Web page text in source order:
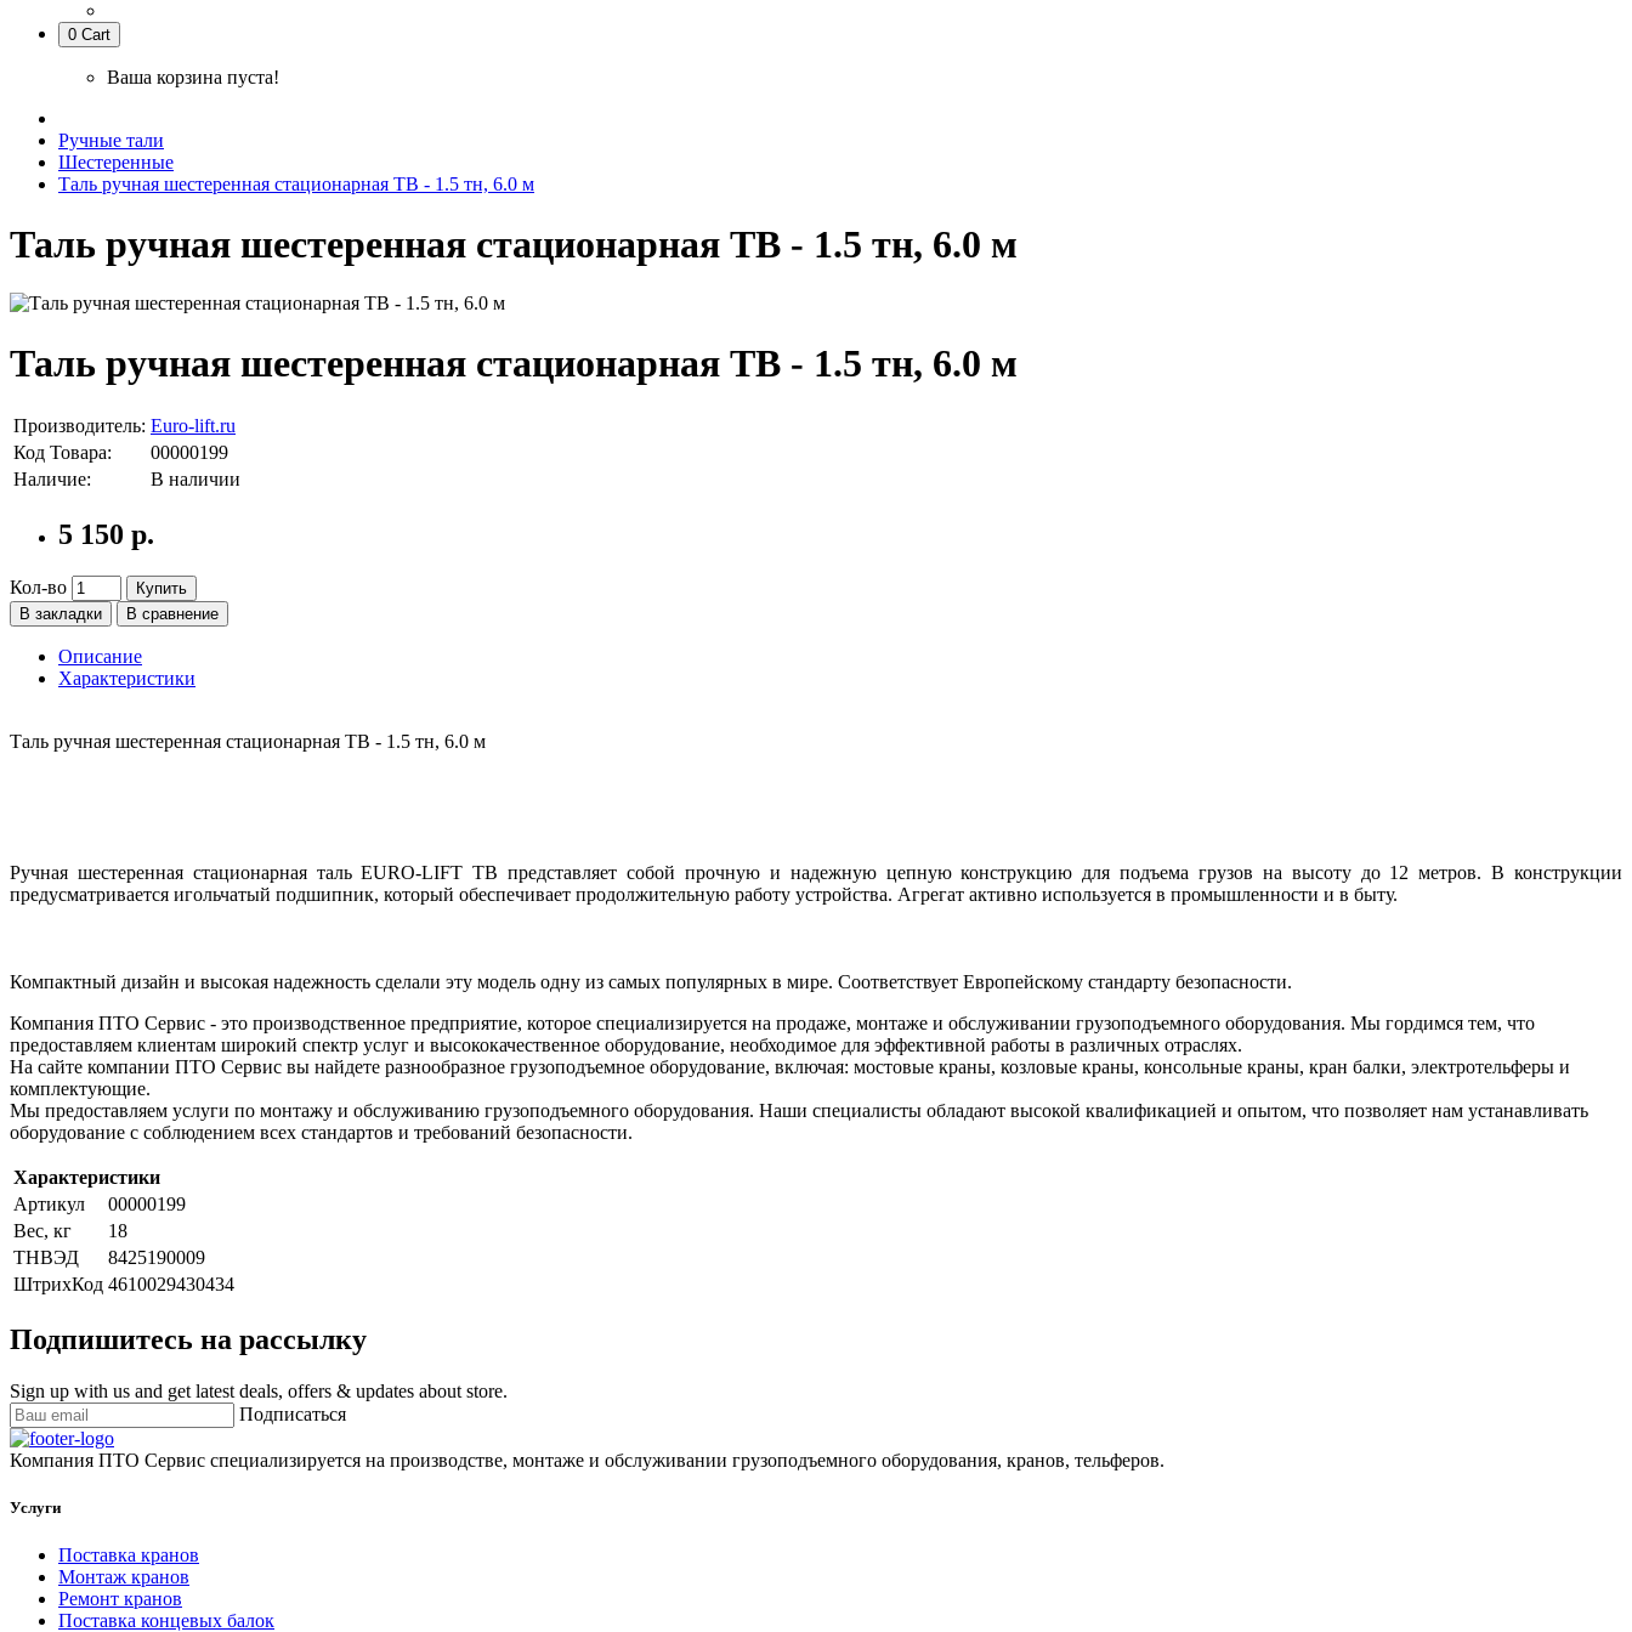
0 Cart
Ваша корзина пуста!
Ручные тали
Шестеренные
Таль ручная шестеренная стационарная ТВ - 1.5 тн, 6.0 м
Таль ручная шестеренная стационарная ТВ - 1.5 тн, 6.0 м
Таль ручная шестеренная стационарная ТВ - 1.5 тн, 6.0 м
Производитель: Euro-lift.ru
Код Товара:
00000199
Наличие:
В наличии
5 150 р.
Кол-во
Купить
В закладки
В сравнение
Описание
Характеристики
Таль ручная шестеренная стационарная ТВ - 1.5 тн, 6.0 м
Ручная шестеренная стационарная таль EURO-LIFT ТВ представляет собой прочную и надежную цепную конструкцию для подъема грузов на высоту до 12 метров. В конструкции
предусматривается игольчатый подшипник, который обеспечивает продолжительную работу устройства. Агрегат активно используется в промышленности и в быту.
Компактный дизайн и высокая надежность сделали эту модель одну из самых популярных в мире. Соответствует Европейскому стандарту безопасности.
Компания ПТО Сервис - это производственное предприятие, которое специализируется на продаже, монтаже и обслуживании грузоподъемного оборудования. Мы гордимся тем, что
предоставляем клиентам широкий спектр услуг и высококачественное оборудование, необходимое для эффективной работы в различных отраслях.
На сайте компании ПТО Сервис вы найдете разнообразное грузоподъемное оборудование, включая: мостовые краны, козловые краны, консольные краны, кран балки, электротельферы и
комплектующие.
Мы предоставляем услуги по монтажу и обслуживанию грузоподъемного оборудования. Наши специалисты обладают высокой квалификацией и опытом, что позволяет нам устанавливать
оборудование с соблюдением всех стандартов и требований безопасности.
Характеристики
Артикул
00000199
Вес, кг
18
ТНВЭД
8425190009
ШтрихКод 4610029430434
Подпишитесь на рассылку
Sign up with us and get latest deals, offers & updates about store.
Подписаться
Компания ПТО Сервис специализируется на производстве, монтаже и обслуживании грузоподъемного оборудования, кранов, тельферов.
Услуги
Поставка кранов
Монтаж кранов
Ремонт кранов
Поставка концевых балок